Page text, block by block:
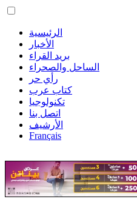
الرئيسية
الأخبار
بريد القراء
الساحل والصحراء
رأي حر
كتاب عرب
تكنولوجيا
اتصل بنا
الأرشيف
Français